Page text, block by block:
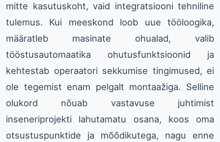
mitte kasutuskoht, vaid integratsiooni tehniline
tulemus. Kui meeskond loob uue tööloogika,
määratleb masinate ohualad, valib
tööstusautomaatika ohutusfunktsioonid ja
kehtestab operaatori sekkumise tingimused, ei
ole tegemist enam pelgalt montaažiga. Selline
olukord nõuab vastavuse juhtimist
inseneriprojekti lahutamatu osana, koos oma
otsustuspunktide ja mõõdikutega, nagu enne